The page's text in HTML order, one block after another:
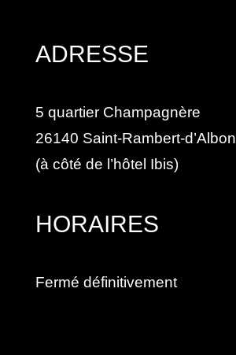
ADRESSE
5 quartier Champagnère
26140 Saint-Rambert-d’Albon
(à côté de l’hôtel Ibis)
HORAIRES
Fermé définitivement